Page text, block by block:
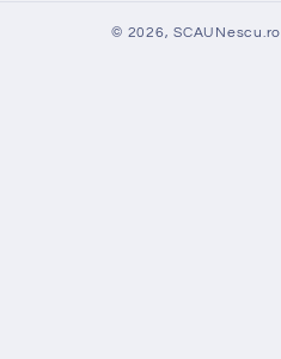
© 2026,SCAUNescu.ro